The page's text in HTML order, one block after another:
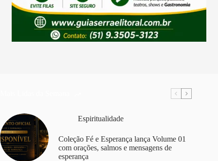
Espiritualidade
Coleção Fé e Esperança lança Volume 01
com orações, salmos e mensagens de
esperança